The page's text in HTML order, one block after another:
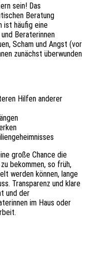
sein! Das
Beratung
ist häufig eine
Beraterinnen
Scham und Angst (vor
zunächst überwunden
Hilfen anderer
große Chance die
bekommen, so früh,
werden können, lange
Transparenz und klare
und der
im Haus oder